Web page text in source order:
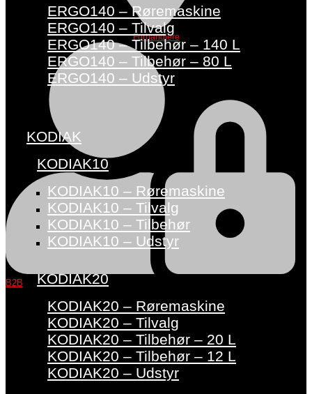
Forhandlere
B2B
ERGO140 – Røremaskine
ERGO140 – Tilvalg
ERGO140 – Tilbehør – 140 L
ERGO140 – Tilbehør – 80 L
ERGO140 – Udstyr
KODIAK
KODIAK10
KODIAK10 – Røremaskine
KODIAK10 – Tilvalg
KODIAK10 – Tilbehør
KODIAK10 – Udstyr
KODIAK20
KODIAK20 – Røremaskine
KODIAK20 – Tilvalg
KODIAK20 – Tilbehør – 20 L
KODIAK20 – Tilbehør – 12 L
KODIAK20 – Udstyr